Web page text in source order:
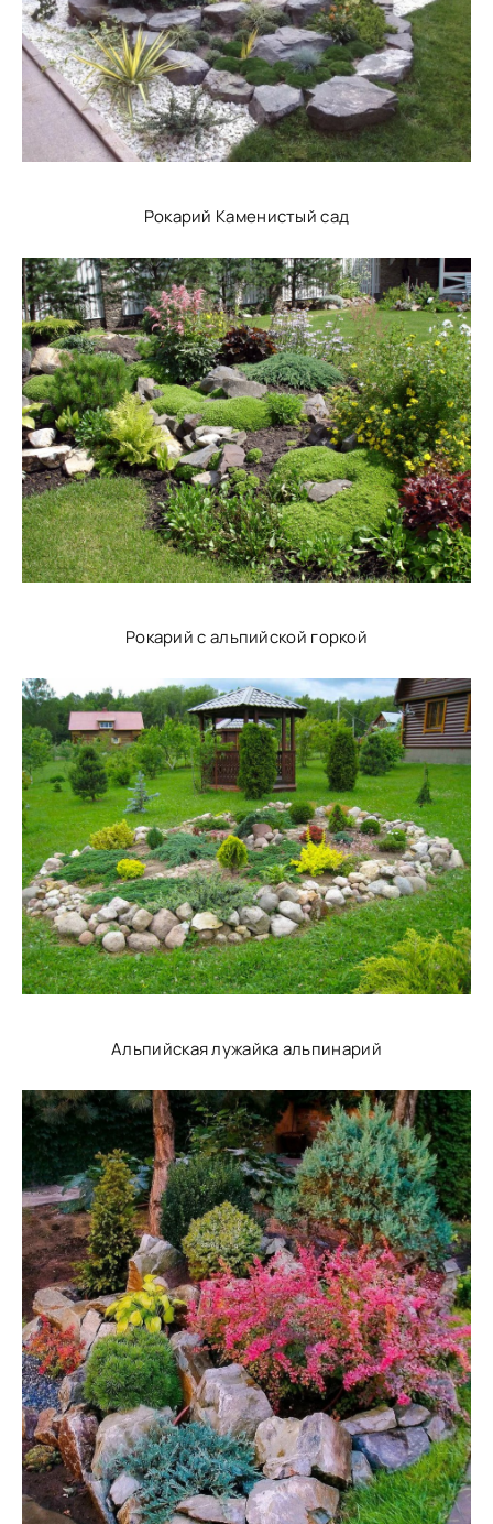
Рокарий Каменистый сад
Рокарий с альпийской горкой
Альпийская лужайка альпинарий